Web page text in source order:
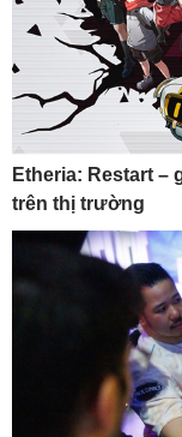
Etheria: Restart –
trên thị trường